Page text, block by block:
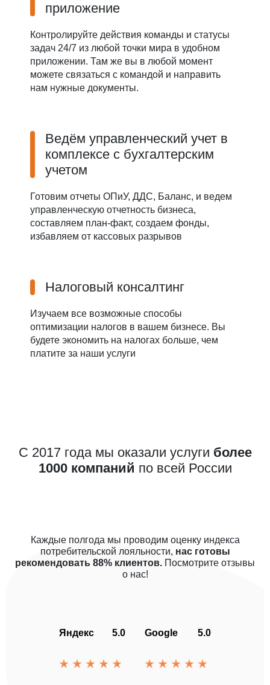
приложение
Контролируйте действия команды и статусы
задач 24/7 из любой точки мира в удобном
приложении. Там же вы в любой момент
можете связаться с командой и направить
нам нужные документы.
Ведём управленческий учет в
комплексе с бухгалтерским
учетом
Готовим отчеты ОПиУ, ДДС, Баланс, и ведем
управленческую отчетность бизнеса,
составляем план-факт, создаем фонды,
избавляем от кассовых разрывов
Налоговый консалтинг
Изучаем все возможные способы
оптимизации налогов в вашем бизнесе. Вы
будете экономить на налогах больше, чем
платите за наши услуги
С 2017 года мы оказали услуги более
1000 компаний по всей России
Каждые полгода мы проводим оценку индекса
потребительской лояльности, нас готовы
рекомендовать 88% клиентов. Посмотрите отзывы
о нас!
Яндекс 5.0 Google 5.0